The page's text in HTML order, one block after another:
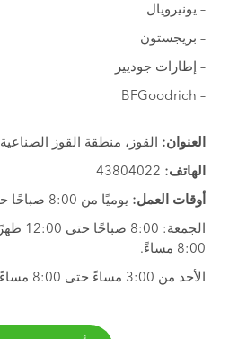
– يونيرويال
– بريجستون
– إطارات جوديير
– BFGoodrich
العنوان: القوز، منطقة القوز الصناعية 4، دبي.
الهاتف:
أوقات العمل: يوميًا من 8:00 صباحًا حتى 8:00 مساءً.
8:00 مساءً.
الأحد من 3:00 مساءً حتى 8:00 مساءً.